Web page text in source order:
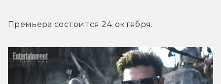
Премьера состоится 24 октября.